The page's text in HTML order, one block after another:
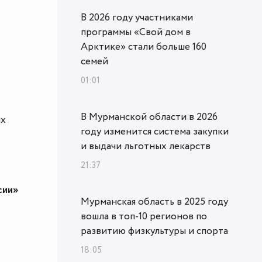
В 2026 году участниками
программы «Свой дом в
Арктике» стали больше 160
семей
01:01
В Мурманской области в 2026
году изменится система закупки
и выдачи льготных лекарств
21:37
Мурманская область в 2025 году
вошла в топ‑10 регионов по
развитию физкультуры и спорта
18:05